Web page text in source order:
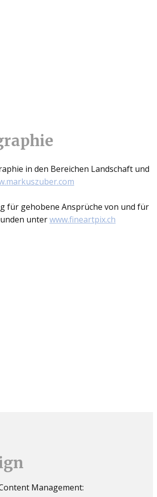
in den Bereichen Landschaft und
für gehobene Ansprüche von und für
unterwww.fineartpix.ch
Management: